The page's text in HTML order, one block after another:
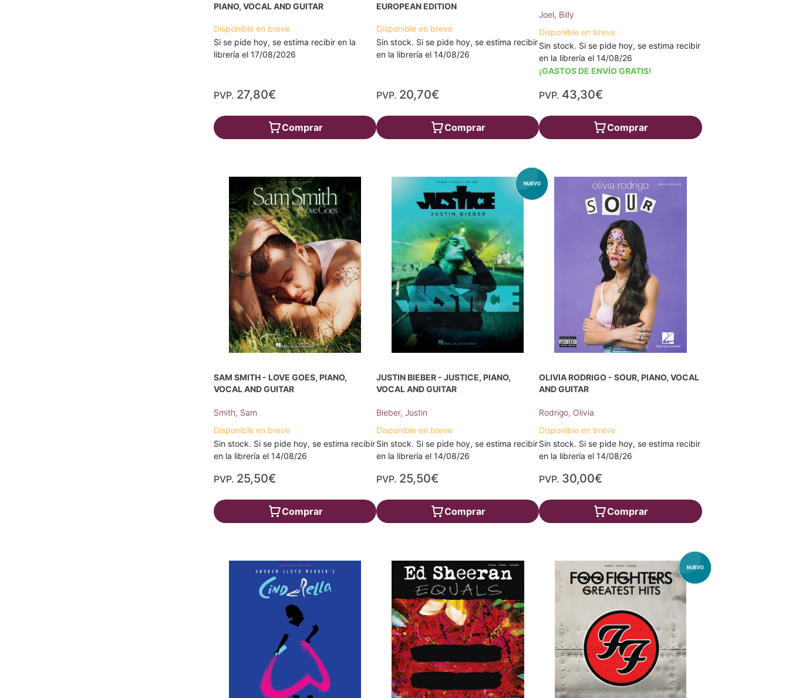
PIANO, VOCAL AND GUITAR
Disponible en breve
Si se pide hoy, se estima recibir en la
librería el 17/08/2026
PVP. 27,80€
Comprar
EUROPEAN EDITION
Disponible en breve
Sin stock. Si se pide hoy, se estima recibir
en la librería el 14/08/26
PVP. 20,70€
Comprar
Joel, Billy
Disponible en breve
Sin stock. Si se pide hoy, se estima recibir
en la librería el 14/08/26
¡GASTOS DE ENVÍO GRATIS!
PVP. 43,30€
Comprar
SAM SMITH - LOVE GOES, PIANO,
VOCAL AND GUITAR
Smith, Sam
Disponible en breve
Sin stock. Si se pide hoy, se estima recibir
en la librería el 14/08/26
PVP. 25,50€
Comprar
JUSTIN BIEBER - JUSTICE, PIANO,
VOCAL AND GUITAR
Bieber, Justin
Disponible en breve
Sin stock. Si se pide hoy, se estima recibir
en la librería el 14/08/26
PVP. 25,50€
Comprar
OLIVIA RODRIGO - SOUR, PIANO, VOCAL
AND GUITAR
Rodrigo, Olivia
Disponible en breve
Sin stock. Si se pide hoy, se estima recibir
en la librería el 14/08/26
PVP. 30,00€
Comprar